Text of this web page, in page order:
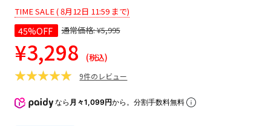
TIME SALE ( 8月12日 11:59 まで)
45%OFF 通常価格:¥5,995
¥3,298 (税込)
9件のレビュー
なら 月々1,099円から。分割手数料無料